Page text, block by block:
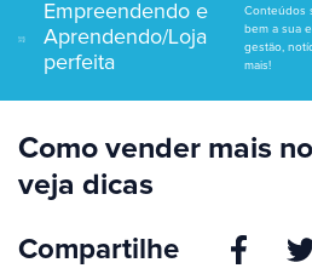
Empreendendo e
Aprendendo/Loja
perfeita
Conteúdos
bem a sua
gestão,
mais!
Como vender mais
veja dicas
Compartilhe